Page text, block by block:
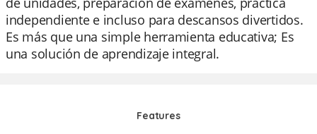
independiente e incluso para descansos divertidos.
Es más que una simple herramienta educativa; Es
una solución de aprendizaje integral.
Features